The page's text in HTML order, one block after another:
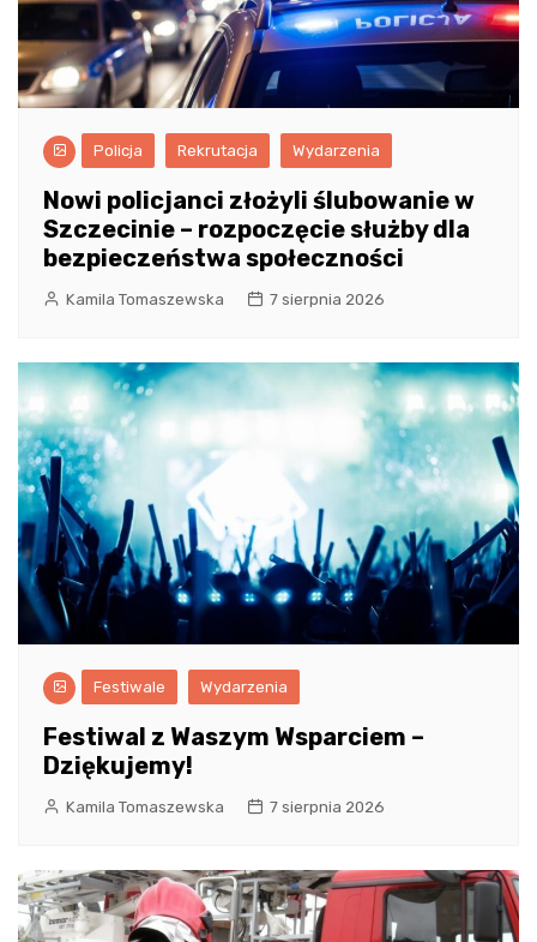
Policja Rekrutacja Wydarzenia
Nowi policjanci złożyli ślubowanie w
Szczecinie – rozpoczęcie służby dla
bezpieczeństwa społeczności
Kamila Tomaszewska 7 sierpnia 2026
Festiwale Wydarzenia
Festiwal z Waszym Wsparciem –
Dziękujemy!
Kamila Tomaszewska 7 sierpnia 2026